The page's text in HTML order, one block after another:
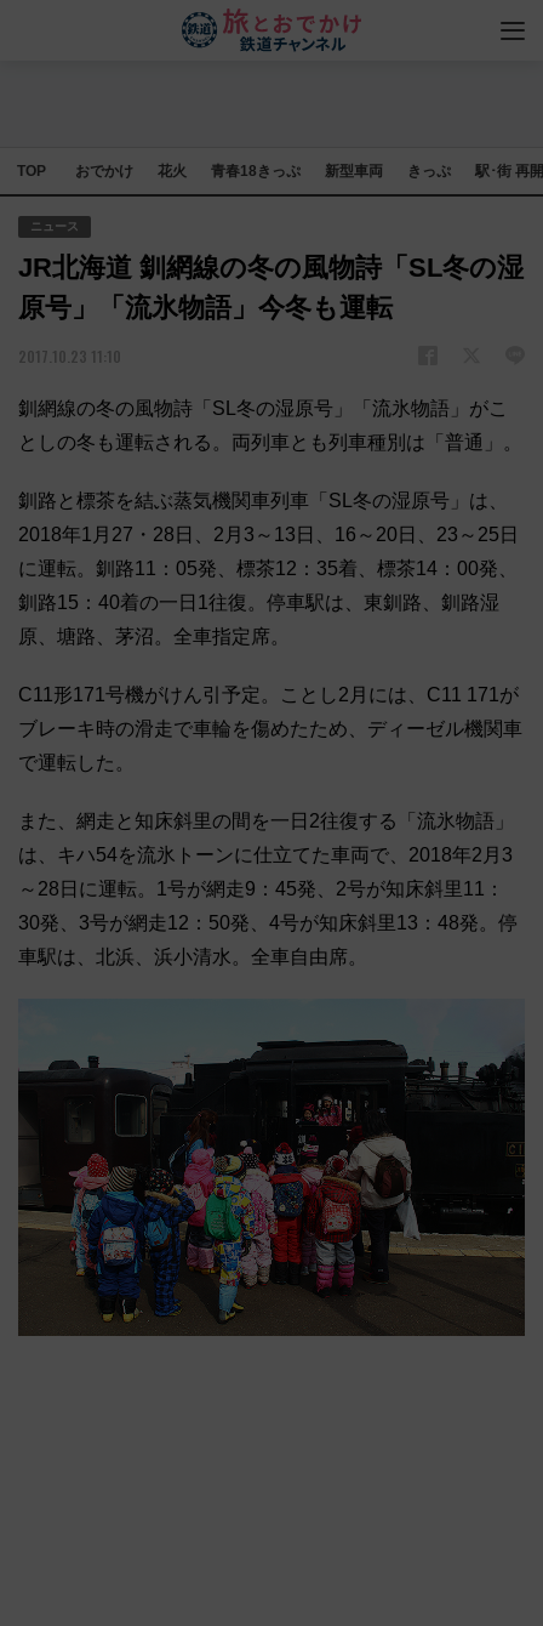
TOP おでかけ 花火 青春18きっぷ 新型車両 きっぷ 駅･街 再
ニュース
JR北海道 釧網線の冬の風物詩「SL冬の湿
原号」「流氷物語」今冬も運転
2017.10.23 11:10
釧網線の冬の風物詩「SL冬の湿原号」「流氷物語」がこ
としの冬も運転される。両列車とも列車種別は「普通」。
釧路と標茶を結ぶ蒸気機関車列車「SL冬の湿原号」は、
2018年1月27・28日、2月3～13日、16～20日、23～25日
に運転。釧路11：05発、標茶12：35着、標茶14：00発、
釧路15：40着の一日1往復。停車駅は、東釧路、釧路湿
原、塘路、茅沼。全車指定席。
C11形171号機がけん引予定。ことし2月には、C11 171が
ブレーキ時の滑走で車輪を傷めたため、ディーゼル機関車
で運転した。
また、網走と知床斜里の間を一日2往復する「流氷物語」
は、キハ54を流氷トーンに仕立てた車両で、2018年2月3
～28日に運転。1号が網走9：45発、2号が知床斜里11：
30発、3号が網走12：50発、4号が知床斜里13：48発。停
車駅は、北浜、浜小清水。全車自由席。